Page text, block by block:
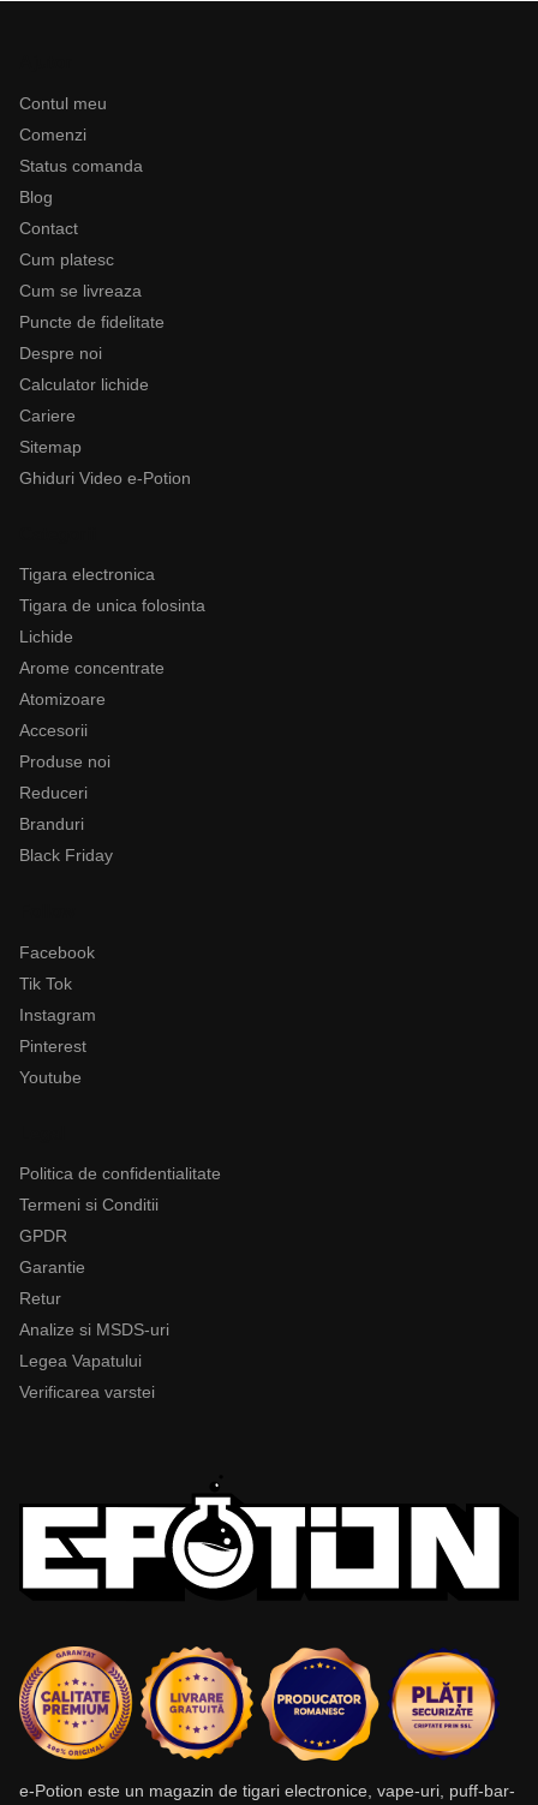
Contul meu
Comenzi
Status comanda
Blog
Contact
Cum platesc
Cum se livreaza
Puncte de fidelitate
Despre noi
Calculator lichide
Cariere
Sitemap
Ghiduri Video e-Potion
Tigara electronica
Tigara de unica folosinta
Lichide
Arome concentrate
Atomizoare
Accesorii
Produse noi
Reduceri
Branduri
Black Friday
Facebook
Tik Tok
Instagram
Pinterest
Youtube
Politica de confidentialitate
Termeni si Conditii
GPDR
Garantie
Retur
Analize si MSDS-uri
Legea Vapatului
Verificarea varstei
e-Potion este un magazin de tigari electronice, vape-uri, puff-bar-